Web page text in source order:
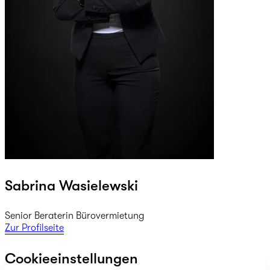
Sabrina Wasielewski
Senior Beraterin Bürovermietung
Zur Profilseite
Cookieeinstellungen